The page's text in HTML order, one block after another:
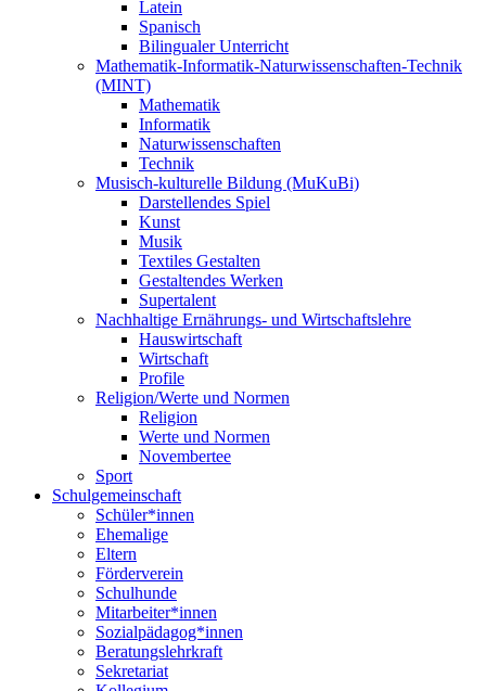
Latein
Spanisch
Bilingualer Unterricht
Mathematik-Informatik-Naturwissenschaften-Technik
(MINT)
Mathematik
Informatik
Naturwissenschaften
Technik
Musisch-kulturelle Bildung (MuKuBi)
Darstellendes Spiel
Kunst
Musik
Textiles Gestalten
Gestaltendes Werken
Supertalent
Nachhaltige Ernährungs- und Wirtschaftslehre
Hauswirtschaft
Wirtschaft
Profile
Religion/Werte und Normen
Religion
Werte und Normen
Novembertee
Sport
Schulgemeinschaft
Schüler*innen
Ehemalige
Eltern
Förderverein
Schulhunde
Mitarbeiter*innen
Sozialpädagog*innen
Beratungslehrkraft
Sekretariat